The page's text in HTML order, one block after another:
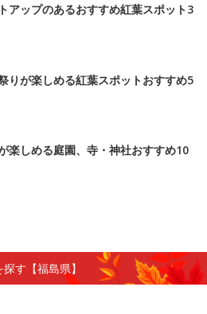
アップのあるおすすめ紅葉スポット3
りが楽しめる紅葉スポットおすすめ5
楽しめる庭園、寺・神社おすすめ10
す【福島県】